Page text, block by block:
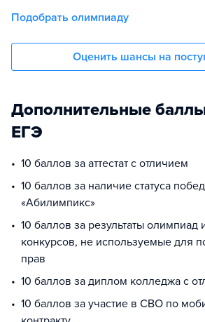
Подобрать олимпиаду
Оценить шансы на
Дополнительные
ЕГЭ
10 баллов за аттестат с отличием
10 баллов за наличие статуса
«Абилимпикс»
10 баллов за результаты олимпиад
конкурсов, не используемые для
прав
10 баллов за диплом колледжа с
10 баллов за участие в СВО по